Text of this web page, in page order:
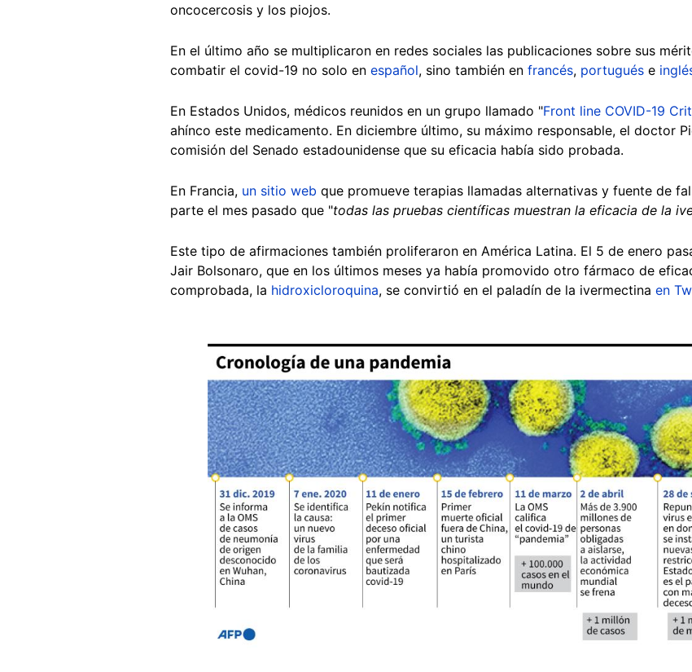
oncocercosis y los piojos.
En el último año se multiplicaron en redes sociales las publicaciones sobre sus
combatir el covid-19 no solo en español, sino también en francés, portugués e
En Estados Unidos, médicos reunidos en un grupo llamado "Front line COVID-19
ahínco este medicamento. En diciembre último, su máximo responsable, el doctor
comisión del Senado estadounidense que su eficacia había sido probada.
En Francia, un sitio web que promueve terapias llamadas alternativas y fuente de
parte el mes pasado que "todas las pruebas científicas muestran la eficacia de la
Este tipo de afirmaciones también proliferaron en América Latina. El 5 de enero
Jair Bolsonaro, que en los últimos meses ya había promovido otro fármaco de
comprobada, la hidroxicloroquina, se convirtió en el paladín de la ivermectina en
Image